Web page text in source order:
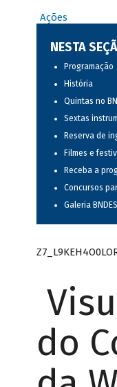
Ações
NESTA
Programação
História
Quintas no
Sextas
Reserva de
Filmes e
Receba a
Concursos
Galeria BNDES
do